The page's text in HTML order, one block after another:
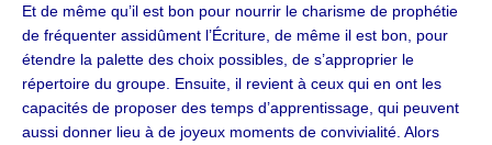
Et de même qu’il est bon pour nourrir le charisme de prophétie
de fréquenter assidûment l’Écriture, de même il est bon, pour
étendre la palette des choix possibles, de s’approprier le
répertoire du groupe. Ensuite, il revient à ceux qui en ont les
capacités de proposer des temps d’apprentissage, qui peuvent
aussi donner lieu à de joyeux moments de convivialité. Alors